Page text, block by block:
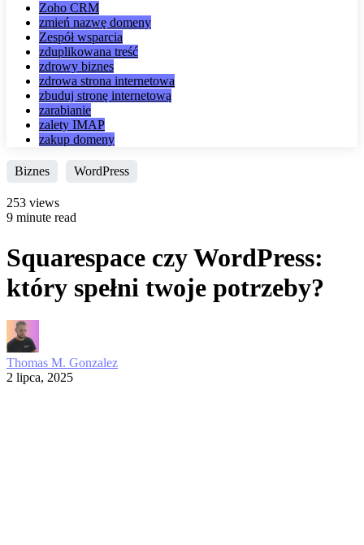
Zoho CRM
zmień nazwę domeny
Zespół wsparcia
zduplikowana treść
zdrowy biznes
zdrowa strona internetowa
zbuduj stronę internetową
zarabianie
zalety IMAP
zakup domeny
Biznes WordPress
253 views
9 minute read
Squarespace czy WordPress:
który spełni twoje potrzeby?
Thomas M. Gonzalez
2 lipca, 2025